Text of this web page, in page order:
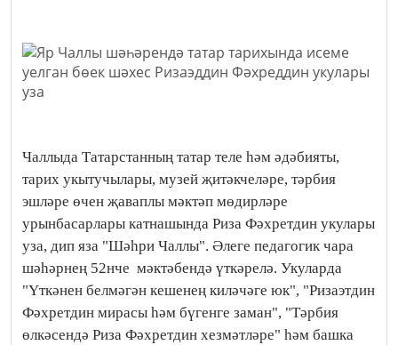
Чаллыда Татарстанның татар теле һәм әдәбияты,
тарих укытучылары, музей җитәкчеләре, тәрбия
эшләре өчен җаваплы мәктәп мөдирләре
урынбасарлары катнашында Риза Фәхретдин укулары
уза, дип яза "Шәһри Чаллы". Әлеге педагогик чара
шәһәрнең 52нче мәктәбендә үткәрелә. Укуларда
"Үткәнен белмәгән кешенең киләчәге юк", "Ризаэтдин
Фәхретдин мирасы һәм бүгенге заман", "Тәрбия
өлкәсендә Риза Фәхретдин хезмәтләре" һәм башка